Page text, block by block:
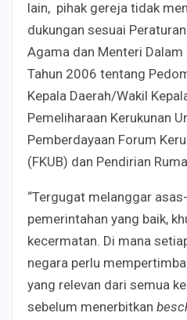
lain, pihak gereja tidak
dukungan sesuai
Agama dan Menteri
Tahun 2006 tentang
Kepala Daerah/Wakil
Pemeliharaan Kerukunan
Pemberdayaan Forum
(FKUB) dan Pendirian
“Tergugat melanggar
pemerintahan yang baik,
kecermatan. Di mana
negara perlu
yang relevan dari semua
sebelum menerbitkan